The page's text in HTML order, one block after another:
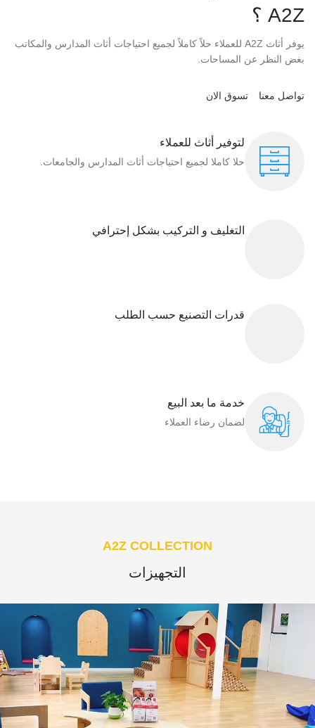
A2Z ؟
يوفر أثاث A2Z للعملاء حلاً كاملاً لجميع احتياجات أثاث المدارس والمكاتب
بغض النظر عن المساحات.
تواصل معنا تسوق الان
لتوفير أثاث للعملاء
حلا كاملا لجميع احتياجات أثاث المدارس والجامعات.
التغليف و التركيب بشكل إحترافي
قدرات التصنيع حسب الطلب
خدمة ما بعد البيع
لضمان رضاء العملاء​
A2Z COLLECTION
التجهيزات